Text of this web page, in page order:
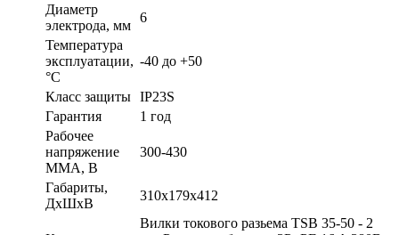
Диаметр
электрода, мм
6
Температура
эксплуатации,
°С
-40 до +50
Класс защиты IP23S
Гарантия
1 год
Рабочее
напряжение
ММА, В
300-430
Габариты,
ДхШхВ
310х179х412
Вилки токового разьема TSB 35-50 - 2